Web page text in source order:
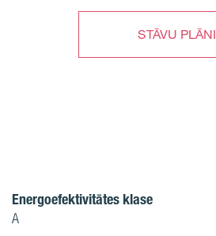
STĀVU PLĀNI
Energoefektivitātes klase
A